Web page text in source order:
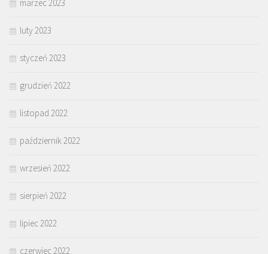
marzec 2023
luty 2023
styczeń 2023
grudzień 2022
listopad 2022
październik 2022
wrzesień 2022
sierpień 2022
lipiec 2022
czerwiec 2022